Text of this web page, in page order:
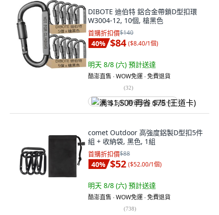
DIBOTE 迪伯特 鋁合金帶鎖D型扣環
W3004-12, 10個, 槍黑色
首購折扣價$140
40% $84 ($8.40/1個)
明天 8/8 (六) 預計送達
酷澎直售 ∙ WOW免運 ∙ 免費退貨
(32)
满 $1,500 再省 $75 (王道卡)
comet Outdoor 高強度鋁製D型扣5件
組 + 收納袋, 黑色, 1組
首購折扣價$88
40% $52 ($52.00/1個)
明天 8/8 (六) 預計送達
酷澎直售 ∙ WOW免運 ∙ 免費退貨
(738)